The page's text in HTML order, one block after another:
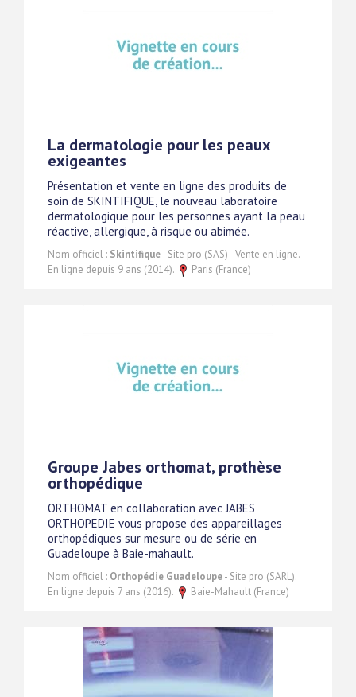
La dermatologie pour les peaux
exigeantes
Présentation et vente en ligne des produits de
soin de SKINTIFIQUE, le nouveau laboratoire
dermatologique pour les personnes ayant la peau
réactive, allergique, à risque ou abimée.
Nom officiel : Skintifique- Site pro (SAS) - Vente en ligne.
En ligne depuis 9 ans (2014).
Paris (France)
Groupe Jabes orthomat, prothèse
orthopédique
ORTHOMAT en collaboration avec JABES
ORTHOPEDIE vous propose des appareillages
orthopédiques sur mesure ou de série en
Guadeloupe à Baie-mahault.
Nom officiel : Orthopédie Guadeloupe- Site pro (SARL).
En ligne depuis 7 ans (2016).
Baie-Mahault (France)